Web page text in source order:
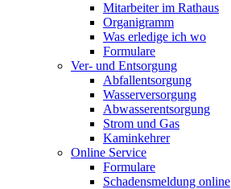
Mitarbeiter im Rathaus
Organigramm
Was erledige ich wo
Formulare
Ver- und Entsorgung
Abfallentsorgung
Wasserversorgung
Abwasserentsorgung
Strom und Gas
Kaminkehrer
Online Service
Formulare
Schadensmeldung online